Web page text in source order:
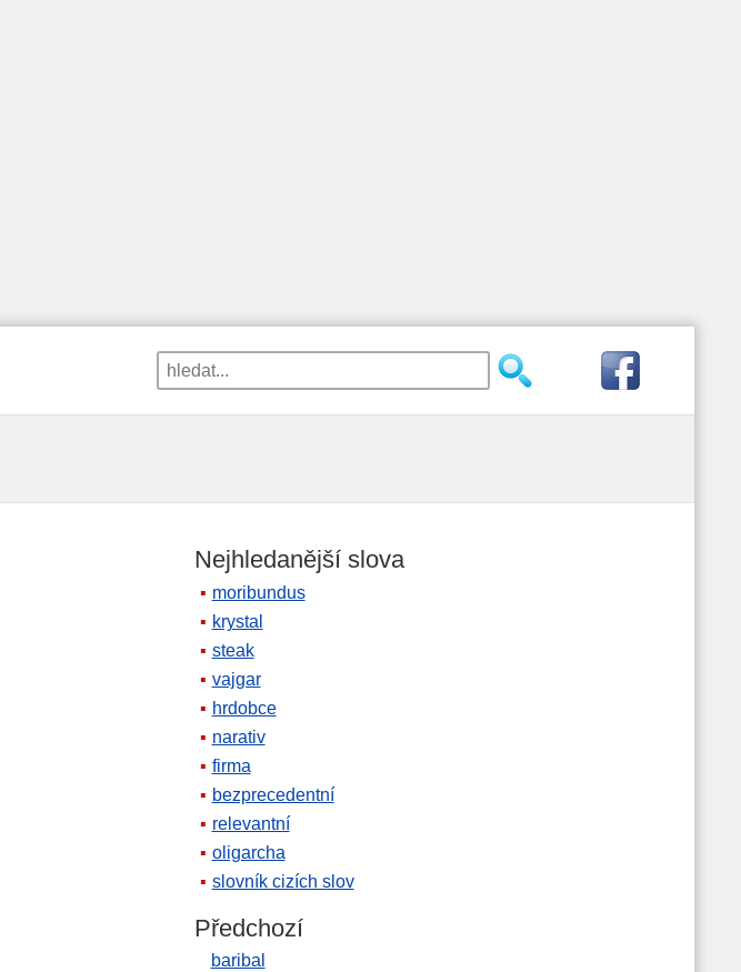
Nejhledanější slova
moribundus
krystal
steak
vajgar
hrdobce
narativ
firma
bezprecedentní
relevantní
oligarcha
slovník cizích slov
Předchozí
baribal